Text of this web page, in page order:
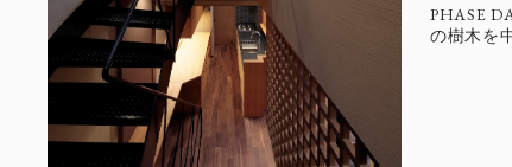
PHASE
の樹木を